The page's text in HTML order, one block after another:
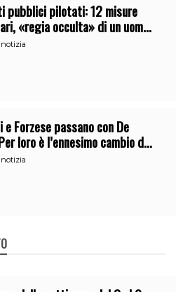
pubblici pilotati: 12 misure
«regia occulta» di un uomo
clan
e Forzese passano con De
loro è l’ennesimo cambio di